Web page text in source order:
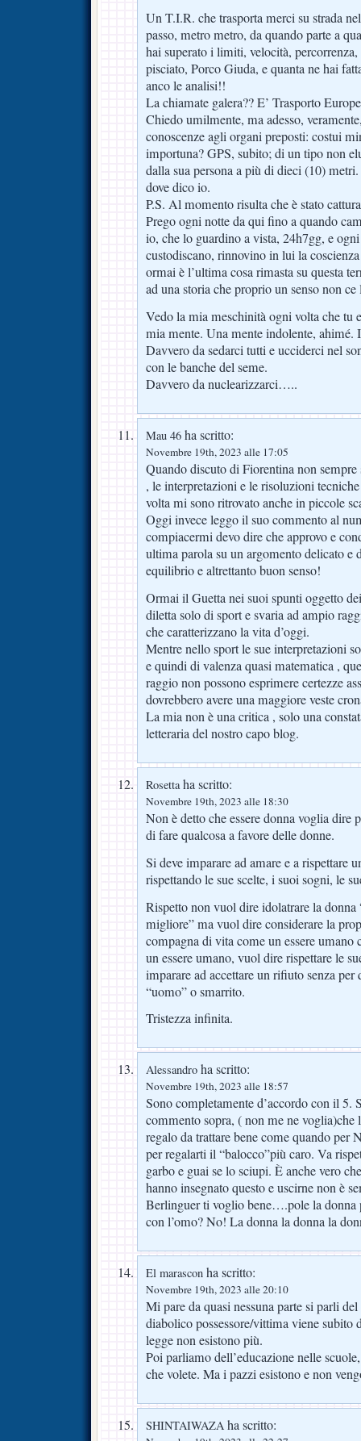
Un T.I.R. che trasporta merci su strada
passo, metro metro, da quando parte a
hai superato i limiti, velocità,
pisciato, Porco Giuda, e quanta ne hai
anco le analisi!!
La chiamate galera?? E’ Trasporto
Chiedo umilmente, ma adesso,
conoscenze agli organi preposti: costui
importuna? GPS, subito; di un tipo non
dalla sua persona a più di dieci (10)
dove dico io.
P.S. Al momento risulta che è stato
Prego ogni notte da qui fino a quando
io, che lo guardino a vista, 24h7gg, e
custodiscano, rinnovino in lui la
ormai è l’ultima cosa rimasta su questa
ad una storia che proprio un senso non ce
Vedo la mia meschinità ogni volta che tu
mia mente. Una mente indolente, ahimé.
Davvero da sedarci tutti e ucciderci nel
con le banche del seme.
Davvero da nuclearizzarci…..
Mau 46 ha scritto:
Novembre 19th, 2023 alle 17:05
Quando discuto di Fiorentina non sempre
, le interpretazioni e le risoluzioni
volta mi sono ritrovato anche in piccole
Oggi invece leggo il suo commento al
compiacermi devo dire che approvo e
ultima parola su un argomento delicato e
equilibrio e altrettanto buon senso!
Ormai il Guetta nei suoi spunti oggetto
diletta solo di sport e svaria ad ampio
che caratterizzano la vita d’oggi.
Mentre nello sport le sue interpretazioni
e quindi di valenza quasi matematica ,
raggio non possono esprimere certezze
dovrebbero avere una maggiore veste
La mia non è una critica , solo una
letteraria del nostro capo blog.
Rosettaha scritto:
Novembre 19th, 2023 alle 18:30
Non è detto che essere donna voglia dire
di fare qualcosa a favore delle donne.
Si deve imparare ad amare e a rispettare
rispettando le sue scelte, i suoi sogni, le
Rispetto non vuol dire idolatrare la donna
migliore” ma vuol dire considerare la
compagna di vita come un essere
un essere umano, vuol dire rispettare le
imparare ad accettare un rifiuto senza per
“uomo” o smarrito.
Tristezza infinita.
Alessandro ha scritto:
Novembre 19th, 2023 alle 18:57
Sono completamente d’accordo con il 5.
commento sopra, ( non me ne voglia)che
regalo da trattare bene come quando per
per regalarti il “balocco”più caro. Va
garbo e guai se lo sciupi. È anche vero
hanno insegnato questo e uscirne non è
Berlinguer ti voglio bene….pole la donna
con l’omo? No! La donna la donna la
El marascon ha scritto:
Novembre 19th, 2023 alle 20:10
Mi pare da quasi nessuna parte si parli
diabolico possessore/vittima viene subito
legge non esistono più.
Poi parliamo dell’educazione nelle
che volete. Ma i pazzi esistono e non
SHINTAIWAZA ha scritto: